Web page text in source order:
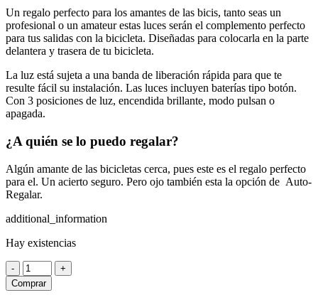
Un regalo perfecto para los amantes de las bicis, tanto seas un
profesional o un amateur estas luces serán el complemento perfecto
para tus salidas con la bicicleta. Diseñadas para colocarla en la parte
delantera y trasera de tu bicicleta.
La luz está sujeta a una banda de liberación rápida para que te
resulte fácil su instalación. Las luces incluyen baterías tipo botón.
Con 3 posiciones de luz, encendida brillante, modo pulsan o
apagada.
¿A quién se lo puedo regalar?
Algún amante de las bicicletas cerca, pues este es el regalo perfecto
para el. Un acierto seguro. Pero ojo también esta la opción de Auto-
Regalar.
additional_information
Hay existencias
-
Mini
Twin
bicycle
+
Comprar